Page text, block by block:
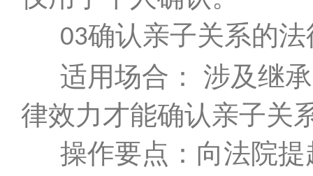
03确认亲子关系的
适用场合： 涉及继
律效力才能确认亲子关
操作要点：向法院